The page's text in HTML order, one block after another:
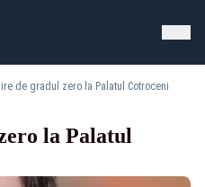
de gradul zero la Palatul Cotroceni
la Palatul